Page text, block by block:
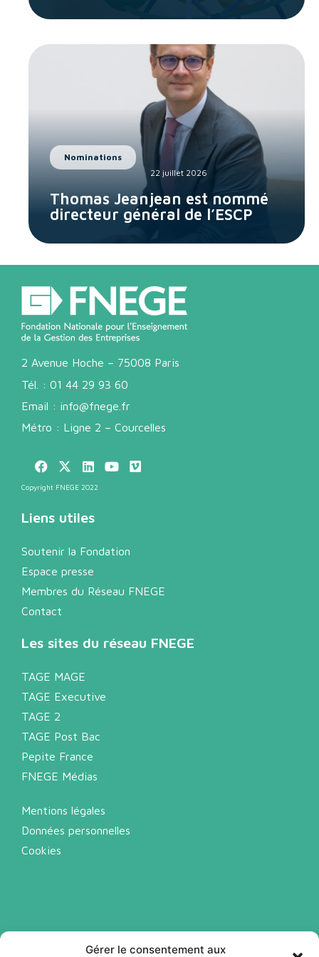
Gérer le consentement aux
Nominations
22 juillet 2026
Thomas Jeanjean est nommé
directeur général de l’ESCP
2 Avenue Hoche – 75008 Paris
Tél. : 01 44 29 93 60
Email : info@fnege.fr
Métro : Ligne 2 – Courcelles
Copyright FNEGE 2022
Liens utiles
Soutenir la Fondation
Espace presse
Membres du Réseau FNEGE
Contact
Les sites du réseau FNEGE
TAGE MAGE
TAGE Executive
TAGE 2
TAGE Post Bac
Pepite France
FNEGE Médias
Mentions légales
Données personnelles
Cookies